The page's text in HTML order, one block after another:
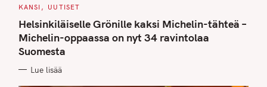
C
T
E
G
O
R
I
S
KANSI UUTISET
Helsinkiläiselle Grönille kaksi Michelin-tähteä –
Michelin-oppaassa on nyt 34 ravintolaa
Suomesta
Lue lisää